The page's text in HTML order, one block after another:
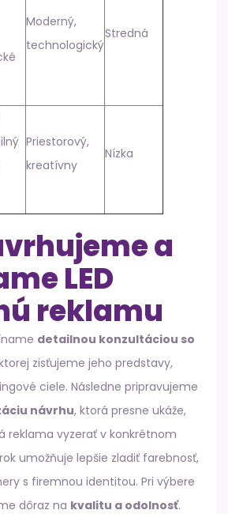
Moderný,
technologický
Stredná
Priestorový,
kreatívny
Nízka
a
LED
reklamu
detailnou konzultáciou so
zisťujeme jeho predstavy,
ciele. Následne pripravujeme
návrhu, ktorá presne ukáže,
reklama vyzerať v konkrétnom
umožňuje lepšie zladiť farebnosť,
s firemnou identitou. Pri výbere
dôraz na kvalitu a odolnosť.